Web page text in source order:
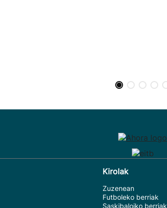
Kirolak
Zuzenean
Futboleko berriak
Saskibaloiko berriak